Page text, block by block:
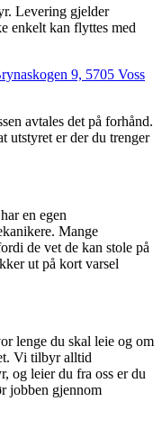
Levering gjelder
enkelt kan flyttes med
9, 5705 Voss
avtales det på forhånd.
utstyret er der du trenger
en egen
Mange
de vet de kan stole på
ut på kort varsel
lenge du skal leie og om
Vi tilbyr alltid
og leier du fra oss er du
jobben gjennom